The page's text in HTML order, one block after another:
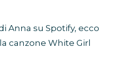
Anna su Spotify, ecco
canzone White Girl